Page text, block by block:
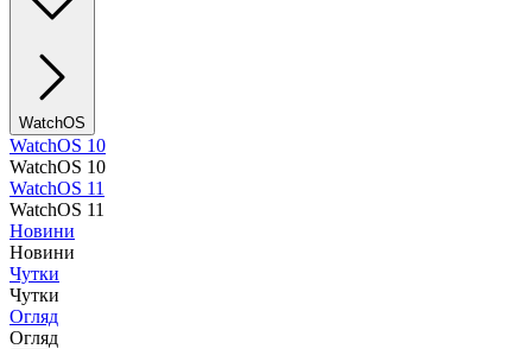
WatchOS
WatchOS 10
WatchOS 10
WatchOS 11
WatchOS 11
Новини
Новини
Чутки
Чутки
Огляд
Огляд